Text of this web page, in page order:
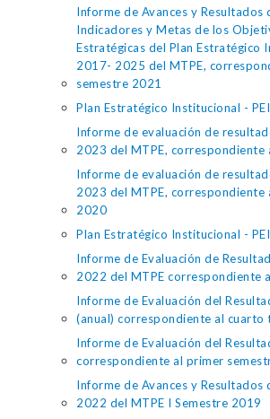
Informe de Avances y Resultados
Indicadores y Metas de los
Estratégicas del Plan Estratégico
2017- 2025 del MTPE,
semestre 2021
Plan Estratégico Institucional -
Informe de evaluación de
2023 del MTPE, correspondiente
Informe de evaluación de
2023 del MTPE, correspondiente
2020
Plan Estratégico Institucional -
Informe de Evaluación de
2022 del MTPE correspondiente
Informe de Evaluación del
(anual) correspondiente al
Informe de Evaluación del
correspondiente al primer
Informe de Avances y Resultados
2022 del MTPE I Semestre 2019